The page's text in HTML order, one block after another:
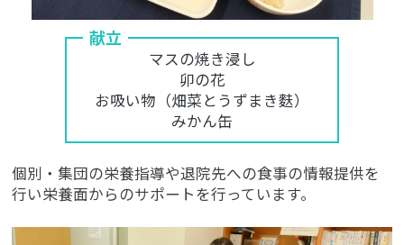
献立
マスの焼き浸し
卯の花
お吸い物（畑菜とうずまき麩）
みかん缶
個別・集団の栄養指導や退院先への食事の情報提供を
行い栄養面からのサポートを行っています。